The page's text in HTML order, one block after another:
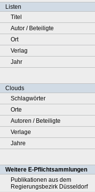
Listen
Titel
Autor / Beteiligte
Ort
Verlag
Jahr
Clouds
Schlagwörter
Orte
Autoren / Beteiligte
Verlage
Jahre
Weitere E-Pflichtsammlungen
Publikationen aus dem
Regierungsbezirk Düsseldorf